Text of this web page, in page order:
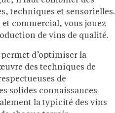
techniques et sensorielles.
commercial, vous jouez
de vins de qualité.
d’optimiser la
des techniques de
de
solides connaissances
la typicité des vins